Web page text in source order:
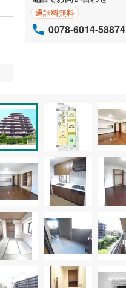
通話料無料
0078-6014-58874